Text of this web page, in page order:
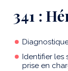
341 :
Identifier les
prise en